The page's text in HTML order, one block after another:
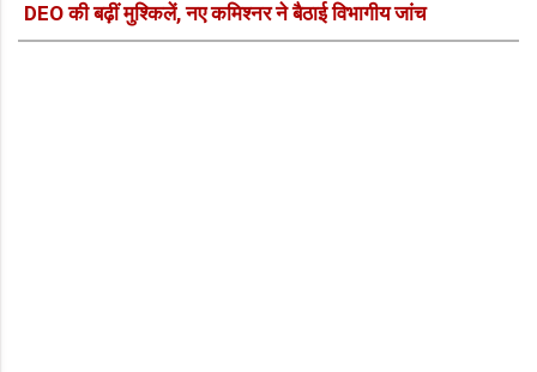
DEO की बढ़ीं मुश्किलें, नए कमिश्नर ने बैठाई विभागीय जांच